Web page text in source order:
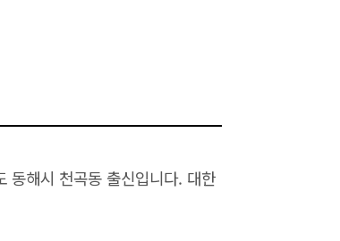
해시 천곡동 출신입니다. 대한